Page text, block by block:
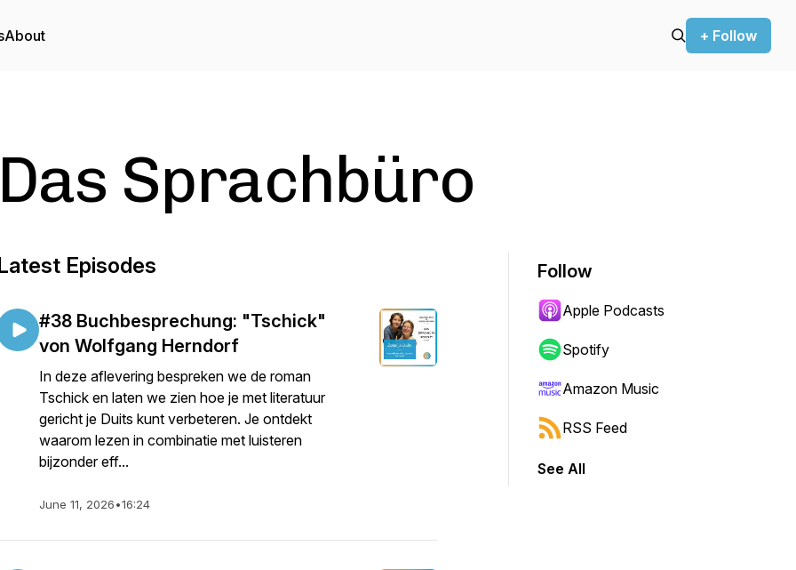
About + Follow
Das Sprachbüro
Episodes
#38 Buchbesprechung: "Tschick"
von Wolfgang Herndorf
In deze aflevering bespreken we de roman
Tschick en laten we zien hoe je met literatuur
gericht je Duits kunt verbeteren. Je ontdekt
waarom lezen in combinatie met luisteren
bijzonder eff...
June 11, 2026•16:24
Follow
Apple Podcasts
Spotify
Amazon Music
RSS Feed
See All